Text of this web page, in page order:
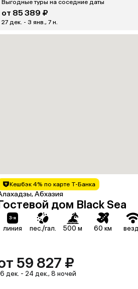
Выгодные туры на соседние даты
от 85 389 ₽
27 дек. - 3 янв., 7 н.
Кешбэк 4% по карте Т-Банка
Абхазия
дом Black Sea
линия пес./гал. 500 м 60 км
59 827 ₽
дек. - 24 дек., 8 ночей